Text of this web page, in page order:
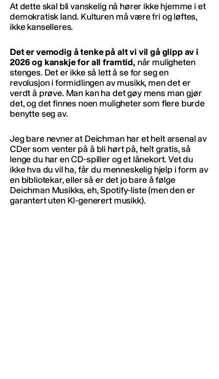
At dette skal bli vanskelig nå hører ikke hjemme i et
demokratisk land. Kulturen må være fri og løftes,
ikke kanselleres.
Det er vemodig å tenke på alt vi vil gå glipp av i
2026 og kanskje for all framtid, når muligheten
stenges. Det er ikke så lett å se for seg en
revolusjon i formidlingen av musikk, men det er
verdt å prøve. Man kan ha det gøy mens man gjør
det, og det finnes noen muligheter som flere burde
benytte seg av.
Jeg bare nevner at Deichman har et helt arsenal av
CDer som venter på å bli hørt på, helt gratis, så
lenge du har en CD-spiller og et lånekort. Vet du
ikke hva du vil ha, får du menneskelig hjelp i form av
en bibliotekar, eller så er det jo bare å følge
Deichman Musikks, eh, Spotify-liste (men den er
garantert uten KI-generert musikk).